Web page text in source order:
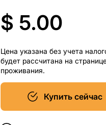
$ 5.00
Цена указана без учета
будет рассчитана на
проживания.
Купить сейчас